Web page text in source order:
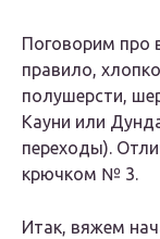
Поговорим про
правило,
полушерсти,
Кауни или
переходы).
крючком № 3.
Итак, вяжем